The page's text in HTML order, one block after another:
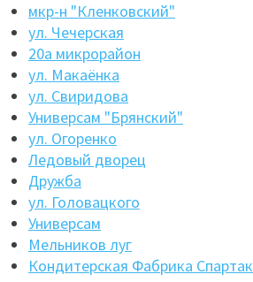
мкр-н "Кленковский"
ул. Чечерская
20а микрорайон
ул. Макаёнка
ул. Свиридова
Универсам "Брянский"
ул. Огоренко
Ледовый дворец
Дружба
ул. Головацкого
Универсам
Мельников луг
Кондитерская Фабрика Спартак